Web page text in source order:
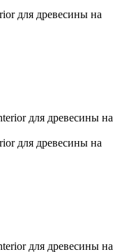
для древесины на
для древесины на